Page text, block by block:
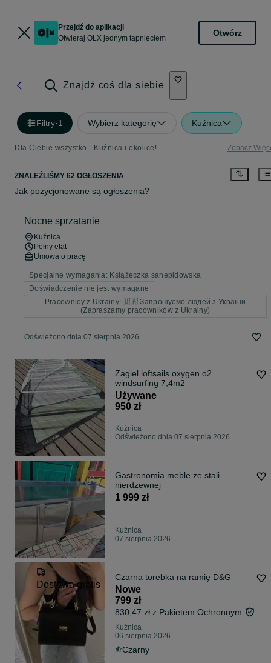
Przejdź do aplikacji
Otwieraj OLX jednym tapnięciem
Otwórz
Znajdź coś dla siebie
Filtry·1 Wybierz kategorię Kuźnica
Dla Ciebie wszystko - Kuźnica i okolice! Zobacz
ZNALEŹLIŚMY 62 OGŁOSZENIA
Jak pozycjonowane są ogłoszenia?
Nocne sprzatanie
Kuźnica
Pełny etat
Umowa o pracę
Specjalne wymagania: Książeczka sanepidowska
Doświadczenie nie jest wymagane
Pracownicy z Ukrainy: 🇺🇦 Запрошуємо людей з України
(Zapraszamy pracowników z Ukrainy)
Odświeżono dnia 07 sierpnia 2026
Zagiel loftsails oxygen o2
windsurfing 7,4m2
Używane
950 zł
Kuźnica
Odświeżono dnia 07 sierpnia 2026
Gastronomia meble ze stali
nierdzewnej
1 999 zł
Kuźnica
07 sierpnia 2026
Dostawa gratis
Czarna torebka na ramię D&G
Nowe
799 zł
830,47 zł z Pakietem Ochronnym
Kuźnica
06 sierpnia 2026
Czarny